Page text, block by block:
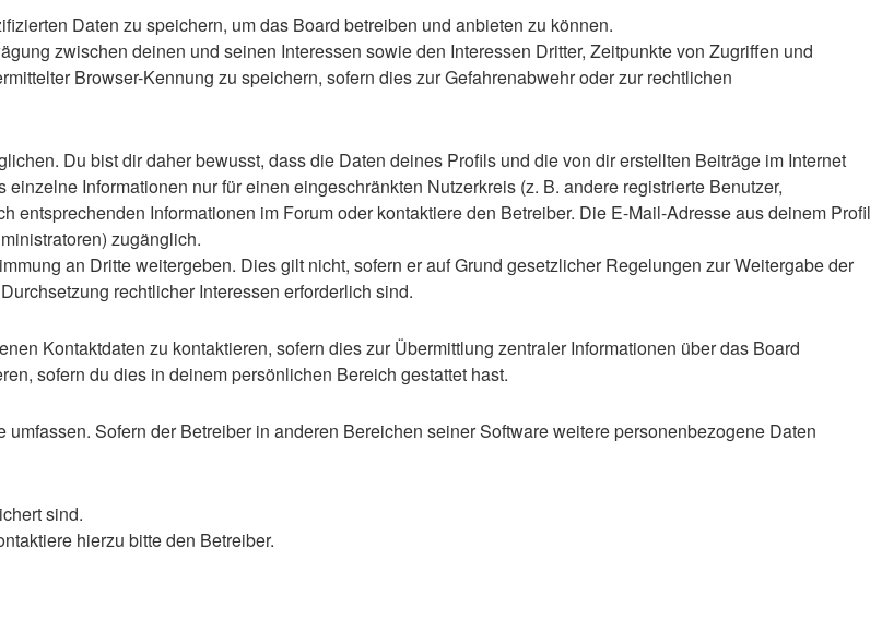
Daten zu speichern, um das Board betreiben und anbieten zu können.
zwischen deinen und seinen Interessen sowie den Interessen Dritter, Zeitpunkte von Zugriffen und
Browser-Kennung zu speichern, sofern dies zur Gefahrenabwehr oder zur rechtlichen
Du bist dir daher bewusst, dass die Daten deines Profils und die von dir erstellten Beiträge im Internet
Informationen nur für einen eingeschränkten Nutzerkreis (z. B. andere registrierte Benutzer,
entsprechenden Informationen im Forum oder kontaktiere den Betreiber. Die E-Mail-Adresse aus deinem Profil
zugänglich.
an Dritte weitergeben. Dies gilt nicht, sofern er auf Grund gesetzlicher Regelungen zur Weitergabe der
rechtlicher Interessen erforderlich sind.
Kontaktdaten zu kontaktieren, sofern dies zur Übermittlung zentraler Informationen über das Board
sofern du dies in deinem persönlichen Bereich gestattet hast.
Sofern der Betreiber in anderen Bereichen seiner Software weitere personenbezogene Daten
sind.
hierzu bitte den Betreiber.